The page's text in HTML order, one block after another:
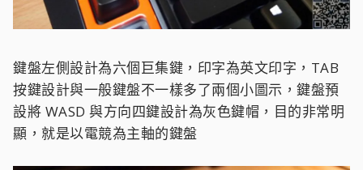
鍵盤左側設計為六個巨集鍵，印字為英文印字，TAB
按鍵設計與一般鍵盤不一樣多了兩個小圖示，鍵盤預
設將 WASD 與方向四鍵設計為灰色鍵帽，目的非常明
顯，就是以電競為主軸的鍵盤